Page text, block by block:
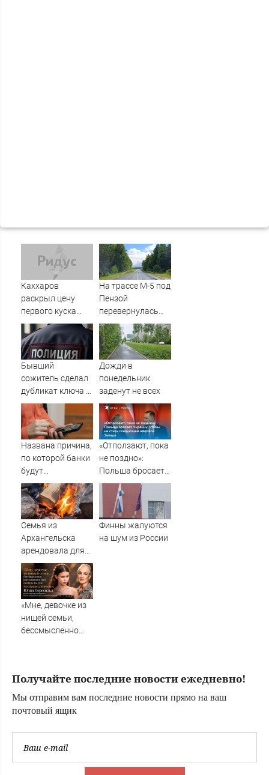
Каххаров
раскрыл цену
первого куска
торта Клавы Коки
и Масленникова
На трассе М-5 под
Пензой
перевернулась
фура - Столица58
Бывший
сожитель сделал
дубликат ключа и
обокрал уфимку
Дожди в
понедельник
заденут не всех
Названа причина,
по которой банки
будут
блокировать
переводы
«Отползают, пока
не поздно»:
Польша бросает
Украину, чтобы не
стать следующей
жертвой Запада
Семья из
Архангельска
арендовала для
отдыха целый
остров в Карелии
Финны жалуются
на шум из России
«Мне, девочке из
нищей семьи,
бессмысленно
Юлия Пересильд
критикам после
поступлением д
Получайте последние новости ежедневно!
Мы отправим вам последние новости прямо на ваш
почтовый ящик